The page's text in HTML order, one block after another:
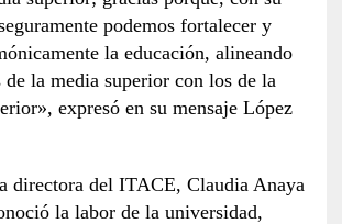
podemos fortalecer y
la educación, alineando
de la media superior con los de la
expresó en su mensaje López
directora del ITACE, Claudia Anaya
la labor de la universidad,